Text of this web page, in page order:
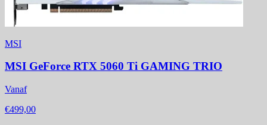
MSI
MSI GeForce RTX 5060 Ti GAMING TRIO
Vanaf
€499,00